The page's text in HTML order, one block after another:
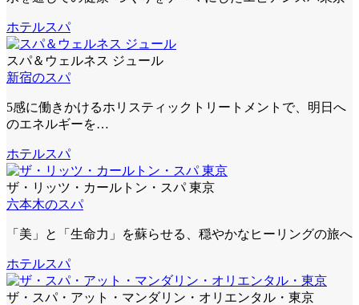
ホテルスパ
スパ＆ウェルネス ジュール
新宿のスパ
5感に働きかけるホリスティックトリートメントで、明日へ
のエネルギーを…
ホテルスパ
ザ・リッツ・カールトン・スパ 東京
六本木のスパ
「美」と「生命力」を蘇らせる、穏やかなヒーリングの旅へ
ホテルスパ
ザ・スパ・アット・マンダリン・オリエンタル・東京